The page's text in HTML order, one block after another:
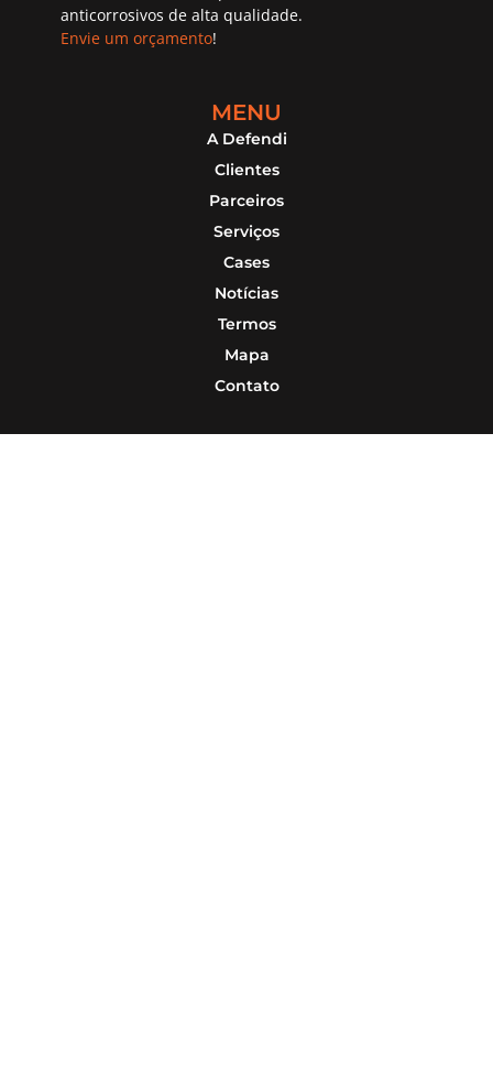
anticorrosivos de alta qualidade.
Envie um orçamento!
MENU
A Defendi
Clientes
Parceiros
Serviços
Cases
Notícias
Termos
Mapa
Contato